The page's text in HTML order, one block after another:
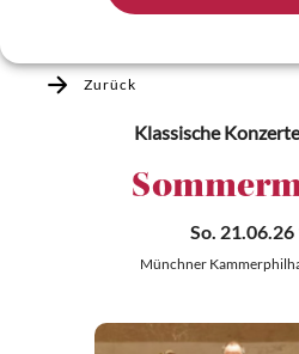
Zurück
Klassische Konzerte
So.
Münchner